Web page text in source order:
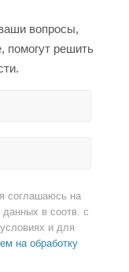
вопросы,
помогут решить
соглашаюсь на
в соотв. с
и для
на обработку